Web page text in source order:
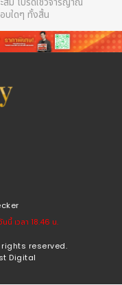
บใดๆ ทั้งสิ้น
นี้ เวลา 18.46 น.
rights reserved.
Digital